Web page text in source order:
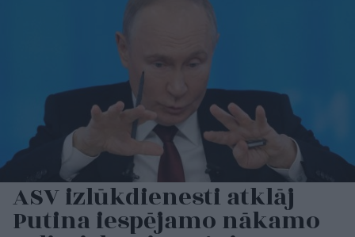
ASV izlūkdienesti atklāj
Putina iespējamo nākamo